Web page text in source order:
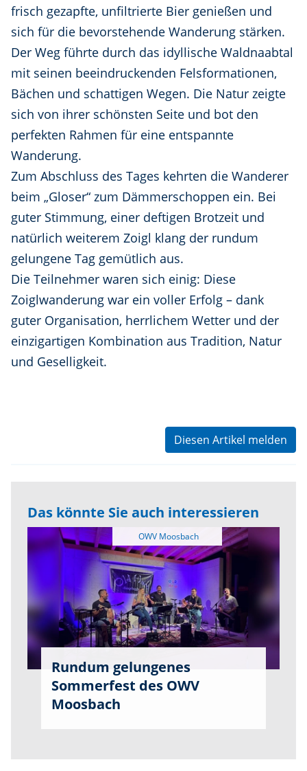
frisch gezapfte, unfiltrierte Bier genießen und
sich für die bevorstehende Wanderung stärken.
Der Weg führte durch das idyllische Waldnaabtal
mit seinen beeindruckenden Felsformationen,
Bächen und schattigen Wegen. Die Natur zeigte
sich von ihrer schönsten Seite und bot den
perfekten Rahmen für eine entspannte
Wanderung.
Zum Abschluss des Tages kehrten die Wanderer
beim „Gloser“ zum Dämmerschoppen ein. Bei
guter Stimmung, einer deftigen Brotzeit und
natürlich weiterem Zoigl klang der rundum
gelungene Tag gemütlich aus.
Die Teilnehmer waren sich einig: Diese
Zoiglwanderung war ein voller Erfolg – dank
guter Organisation, herrlichem Wetter und der
einzigartigen Kombination aus Tradition, Natur
und Geselligkeit.
Diesen Artikel melden
Das könnte Sie auch interessieren
OWV Moosbach
Rundum gelungenes
Sommerfest des OWV
Moosbach